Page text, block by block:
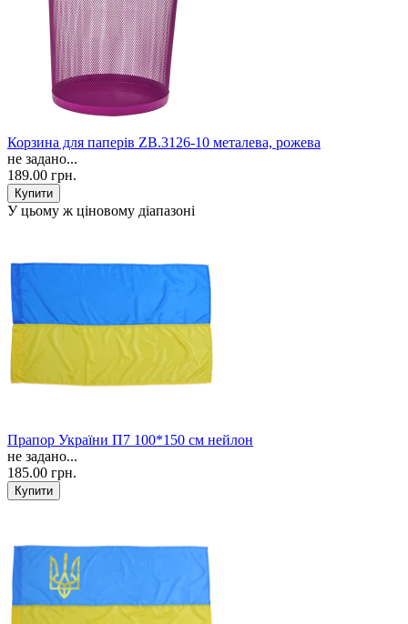
Корзина для паперів ZB.3126-10 металева, рожева
не задано...
189.00 грн.
У цьому ж ціновому діапазоні
Прапор України П7 100*150 см нейлон
не задано...
185.00 грн.